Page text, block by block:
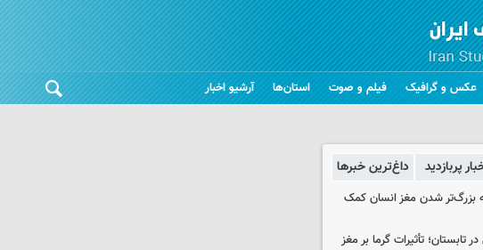
عکس و گرافیک فیلم و صوت استان‌ها آرشیو اخبار
پربازدید داغ‌ترین خبرها
بزرگ‌تر شدن مغز انسان کمک
تابستان؛ تأثیرات گرما بر مغز